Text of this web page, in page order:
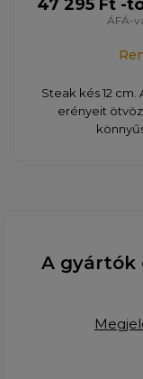
47 295 Ft -
ÁFÁ-
Steak kés 12 cm.
erényeit
A gyártók